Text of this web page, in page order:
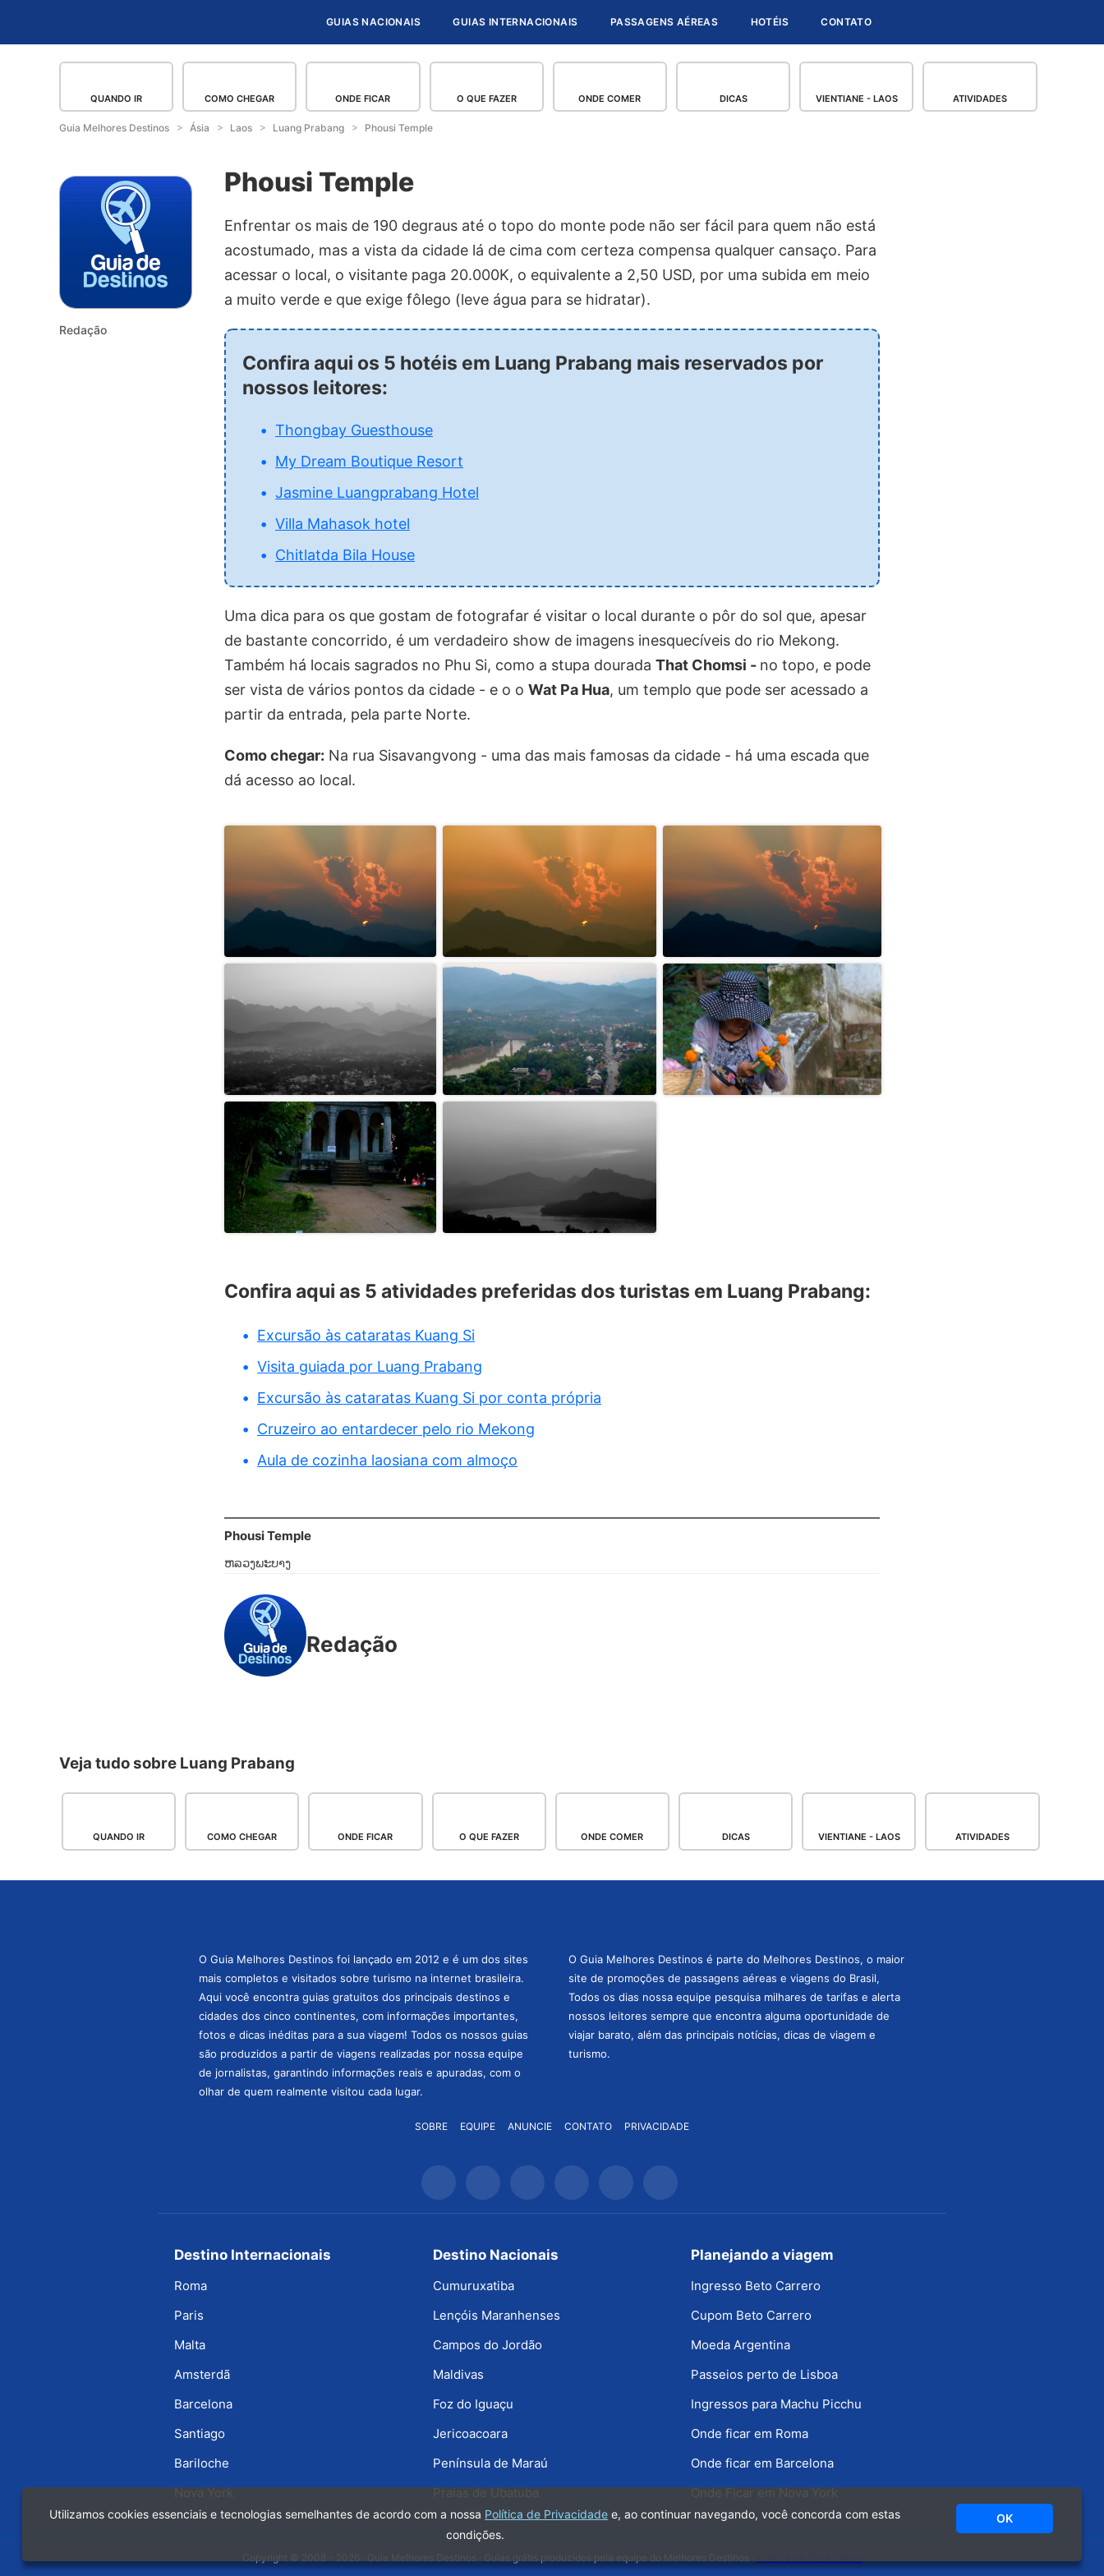
GUIAS NACIONAIS GUIAS INTERNACIONAIS PASSAGENS AÉREAS HOTÉIS CONTATO
QUANDO IR COMO CHEGAR ONDE FICAR O QUE FAZER ONDE COMER DICAS VIENTIANE - LAOS ATIVIDADES
Guia Melhores Destinos Ásia Laos Luang Prabang Phousi Temple
Redação
Phousi Temple
Enfrentar os mais de 190 degraus até o topo do monte pode não ser fácil para quem não está
acostumado, mas a vista da cidade lá de cima com certeza compensa qualquer cansaço. Para
acessar o local, o visitante paga 20.000K, o equivalente a 2,50 USD, por uma subida em meio
a muito verde e que exige fôlego (leve água para se hidratar).
Confira aqui os 5 hotéis em Luang Prabang mais reservados por
nossos leitores:
Thongbay Guesthouse
My Dream Boutique Resort
Jasmine Luangprabang Hotel
Villa Mahasok hotel
Chitlatda Bila House
Uma dica para os que gostam de fotografar é visitar o local durante o pôr do sol que, apesar
de bastante concorrido, é um verdadeiro show de imagens inesquecíveis do rio Mekong.
Também há locais sagrados no Phu Si, como a stupa dourada That Chomsi - no topo, e pode
ser vista de vários pontos da cidade - e o o Wat Pa Hua, um templo que pode ser acessado a
partir da entrada, pela parte Norte.
Como chegar: Na rua Sisavangvong - uma das mais famosas da cidade - há uma escada que
dá acesso ao local.
Confira aqui as 5 atividades preferidas dos turistas em Luang Prabang:
Excursão às cataratas Kuang Si
Visita guiada por Luang Prabang
Excursão às cataratas Kuang Si por conta própria
Cruzeiro ao entardecer pelo rio Mekong
Aula de cozinha laosiana com almoço
Phousi Temple
ຫລວງພະບາງ
Redação
Veja tudo sobre Luang Prabang
QUANDO IR COMO CHEGAR ONDE FICAR O QUE FAZER ONDE COMER DICAS VIENTIANE - LAOS ATIVIDADES
O Guia Melhores Destinos foi lançado em 2012 e é um dos sites
mais completos e visitados sobre turismo na internet brasileira.
Aqui você encontra guias gratuitos dos principais destinos e
cidades dos cinco continentes, com informações importantes,
fotos e dicas inéditas para a sua viagem! Todos os nossos guias
são produzidos a partir de viagens realizadas por nossa equipe
de jornalistas, garantindo informações reais e apuradas, com o
olhar de quem realmente visitou cada lugar.
O Guia Melhores Destinos é parte do Melhores Destinos, o maior
site de promoções de passagens aéreas e viagens do Brasil,
Todos os dias nossa equipe pesquisa milhares de tarifas e alerta
nossos leitores sempre que encontra alguma oportunidade de
viajar barato, além das principais notícias, dicas de viagem e
turismo.
SOBRE EQUIPE ANUNCIE CONTATO PRIVACIDADE
Destino Internacionais
Roma
Paris
Malta
Amsterdã
Barcelona
Santiago
Bariloche
Nova York
Destino Nacionais
Cumuruxatiba
Lençóis Maranhenses
Campos do Jordão
Maldivas
Foz do Iguaçu
Jericoacoara
Península de Maraú
Praias de Ubatuba
Planejando a viagem
Ingresso Beto Carrero
Cupom Beto Carrero
Moeda Argentina
Passeios perto de Lisboa
Ingressos para Machu Picchu
Onde ficar em Roma
Onde ficar em Barcelona
Onde Ficar em Nova York
Utilizamos cookies essenciais e tecnologias semelhantes de acordo com a nossa Política de Privacidade e, ao continuar navegando, você concorda com estas
condições.
OK